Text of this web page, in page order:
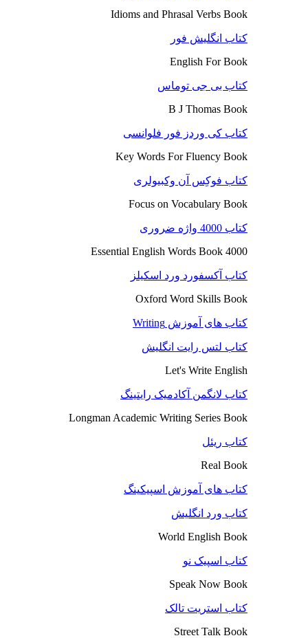
Idioms and Phrasal Verbs Book
کتاب انگلیش فور
English For Book
کتاب بی جی توماس
B J Thomas Book
کتاب کی وردز فور فلوانسی
Key Words For Fluency Book
کتاب فوکِس آن وکبیولری
Focus on Vocabulary Book
کتاب 4000 واژه ضروری
4000 Essential English Words Book
کتاب آکسفورد ورد اسکیلز
Oxford Word Skills Book
کتاب های آموزش Writing
کتاب لتس رایت انگلیش
Let's Write English
کتاب لانگمن آکادمیک رایتینگ
Longman Academic Writing Series Book
کتاب ریئل
Real Book
کتاب های آموزش اسپیکینگ
کتاب ورد انگلیش
World English Book
کتاب اسپیک نو
Speak Now Book
کتاب استریت تالک
Street Talk Book